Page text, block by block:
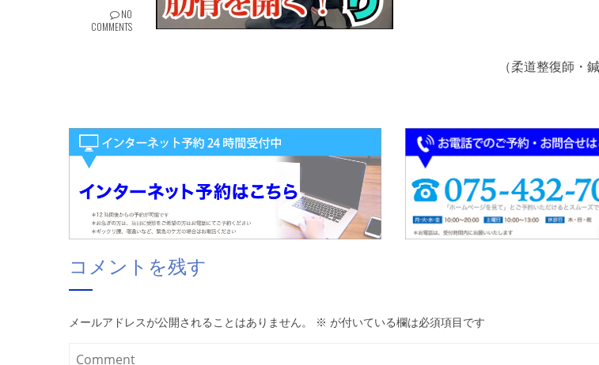
NO
COMMENTS
（柔道整復師・
コメントを残す
メールアドレスが公開されることはありません。 ※ が付いている欄は必須項目です